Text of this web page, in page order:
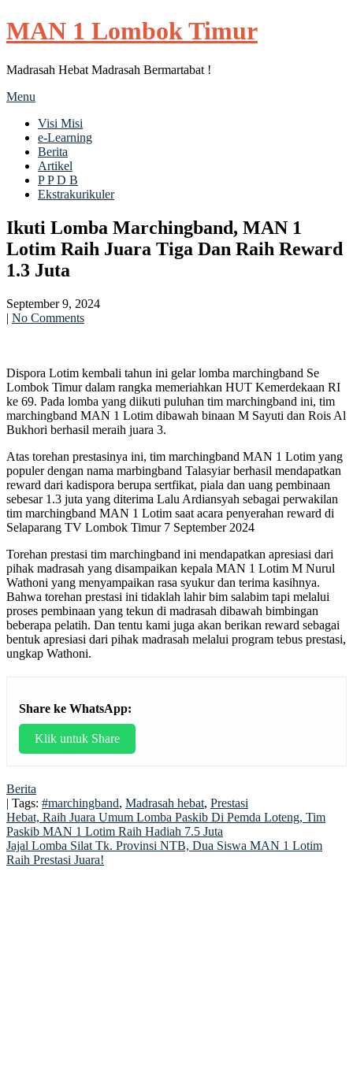
MAN 1 Lombok Timur
Madrasah Hebat Madrasah Bermartabat !
Menu
Visi Misi
e-Learning
Berita
Artikel
P P D B
Ekstrakurikuler
Ikuti Lomba Marchingband, MAN 1
Lotim Raih Juara Tiga Dan Raih Reward
1.3 Juta
September 9, 2024
| No Comments
Dispora Lotim kembali tahun ini gelar lomba marchingband Se
Lombok Timur dalam rangka memeriahkan HUT Kemerdekaan RI
ke 69. Pada lomba yang diikuti puluhan tim marchingband ini, tim
marchingband MAN 1 Lotim dibawah binaan M Sayuti dan Rois Al
Bukhori berhasil meraih juara 3.
Atas torehan prestasinya ini, tim marchingband MAN 1 Lotim yang
populer dengan nama marbingband Talasyiar berhasil mendapatkan
reward dari kadispora berupa sertfikat, piala dan uang pembinaan
sebesar 1.3 juta yang diterima Lalu Ardiansyah sebagai perwakilan
tim marchingband MAN 1 Lotim saat acara penyerahan reward di
Selaparang TV Lombok Timur 7 September 2024
Torehan prestasi tim marchingband ini mendapatkan apresiasi dari
pihak madrasah yang disampaikan kepala MAN 1 Lotim M Nurul
Wathoni yang menyampaikan rasa syukur dan terima kasihnya.
Bahwa torehan prestasi ini tidaklah lahir bim salabim tapi melalui
proses pembinaan yang tekun di madrasah dibawah bimbingan
beberapa pelatih. Dan tentu kami juga akan berikan reward sebagai
bentuk apresiasi dari pihak madrasah melalui program tebus prestasi,
ungkap Wathoni.
Share ke WhatsApp:
Klik untuk Share
Berita
| Tags: #marchingband, Madrasah hebat, Prestasi
Post
navigation
Hebat, Raih Juara Umum Lomba Paskib Di Pemda Loteng, Tim
Paskib MAN 1 Lotim Raih Hadiah 7.5 Juta
Jajal Lomba Silat Tk. Provinsi NTB, Dua Siswa MAN 1 Lotim
Raih Prestasi Juara!